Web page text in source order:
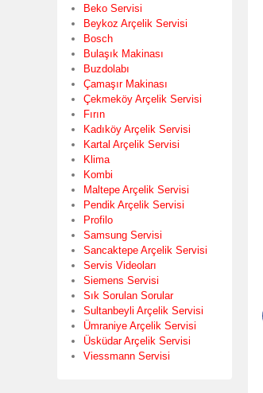
Beko Servisi
Beykoz Arçelik Servisi
Bosch
Bulaşık Makinası
Buzdolabı
Çamaşır Makinası
Çekmeköy Arçelik Servisi
Fırın
Kadıköy Arçelik Servisi
Kartal Arçelik Servisi
Klima
Kombi
Maltepe Arçelik Servisi
Pendik Arçelik Servisi
Profilo
Samsung Servisi
Sancaktepe Arçelik Servisi
Servis Videoları
Siemens Servisi
Sık Sorulan Sorular
Sultanbeyli Arçelik Servisi
Ümraniye Arçelik Servisi
Üsküdar Arçelik Servisi
Viessmann Servisi